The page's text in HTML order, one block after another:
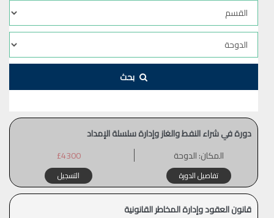
بحث
دورة في شراء النفط والغاز وإدارة سلسلة الإمداد
المكان:الدوحة £4300
تفاصيل الدورة التسجيل
قانون العقود وإدارة المخاطر القانونية